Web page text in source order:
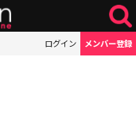
ログイン メンバー登録